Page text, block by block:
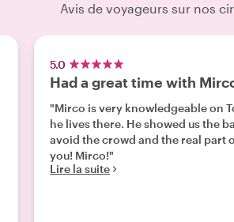
Avis de voyageurs sur nos
5.0
Had a great time with
"Mirco is very knowledgeable on
he lives there. He showed us the back streets to
avoid the crowd and the real part of the
you! Mirco!"
Lire la suite